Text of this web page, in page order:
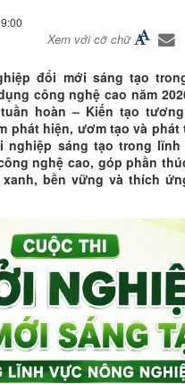
Xem với cỡ chữ
đổi mới sáng tạo
công nghệ cao năm
hoàn – Kiến tạo
phát hiện, ươm tạo và phát
sáng tạo trong
nghệ cao, góp phần
bền vững và thích